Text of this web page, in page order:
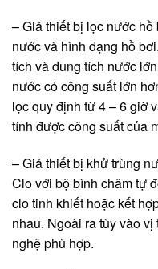
– Giá thiết bị lọc nước
nước và hình dạng hồ
tích và dung tích nước
nước có công suất lớn
lọc quy định từ 4 – 6 giờ
tính được công suất của
– Giá thiết bị khử trùng
Clo với bộ bình châm tự
clo tinh khiết hoặc kết
nhau. Ngoài ra tùy vào
nghệ phù hợp.